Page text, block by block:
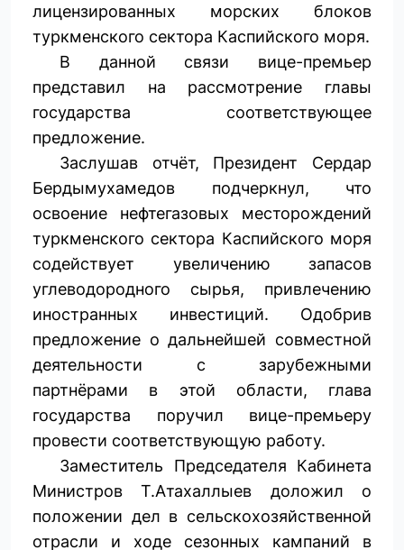
лицензированных морских блоков
туркменского сектора Каспийского моря.
В данной связи вице-премьер
представил на рассмотрение главы
государства соответствующее
предложение.
Заслушав отчёт, Президент Сердар
Бердымухамедов подчеркнул, что
освоение нефтегазовых месторождений
туркменского сектора Каспийского моря
содействует увеличению запасов
углеводородного сырья, привлечению
иностранных инвестиций. Одобрив
предложение о дальнейшей совместной
деятельности с зарубежными
партнёрами в этой области, глава
государства поручил вице-премьеру
провести соответствующую работу.
Заместитель Председателя Кабинета
Министров Т.Атахаллыев доложил о
положении дел в сельскохозяйственной
отрасли и ходе сезонных кампаний в